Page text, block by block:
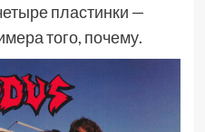
пластинки —
того, почему.